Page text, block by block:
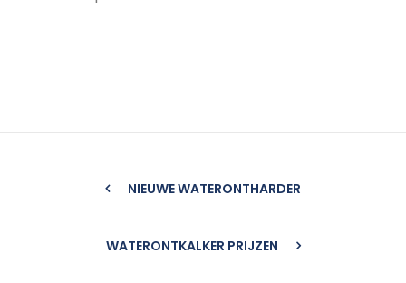
NIEUWE WATERONTHARDER
WATERONTKALKER PRIJZEN